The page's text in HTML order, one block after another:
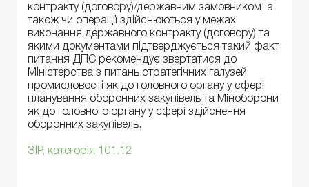
контракту (договору)/державним замовником, а
також чи операції здійснюються у межах
виконання державного контракту (договору) та
якими документами підтверджується такий факт
питання ДПС рекомендує звертатися до
Міністерства з питань стратегічних галузей
промисловості як до головного органу у сфері
планування оборонних закупівель та Міноборони
як до головного органу у сфері здійснення
оборонних закупівель.
ЗІР, категорія 101.12